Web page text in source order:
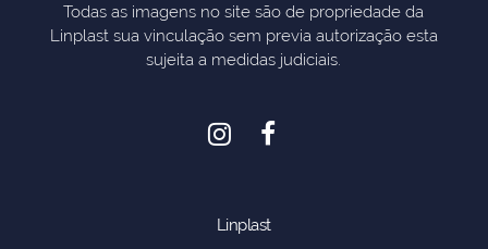
Todas as imagens no site são de propriedade da
Linplast sua vinculação sem previa autorização esta
sujeita a medidas judiciais.
Linplast